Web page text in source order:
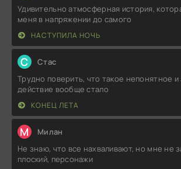
Удивительно атмосферная история,
меня в напряжении до самого
НАСТУПИЛА НОЧЬ
С Стас
Трудно поверить, что такое непонятное и
действие вообще стало
КОНЕЦ ЛЕТА
М Милан
Не знаю, что все нахваливают, но мне не
плоский, персонажи